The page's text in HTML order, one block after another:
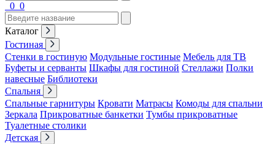
0 0
Каталог
Гостиная
Стенки в гостиную Модульные гостиные Мебель для ТВ
Буфеты и серванты Шкафы для гостиной Стеллажи Полки
навесные Библиотеки
Спальня
Спальные гарнитуры Кровати Матрасы Комоды для спальни
Зеркала Прикроватные банкетки Тумбы прикроватные
Туалетные столики
Детская